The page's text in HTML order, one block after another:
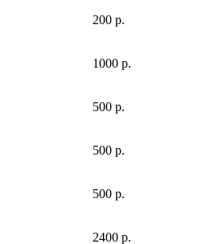
200 р.
1000 р.
500 р.
500 р.
500 р.
2400 р.